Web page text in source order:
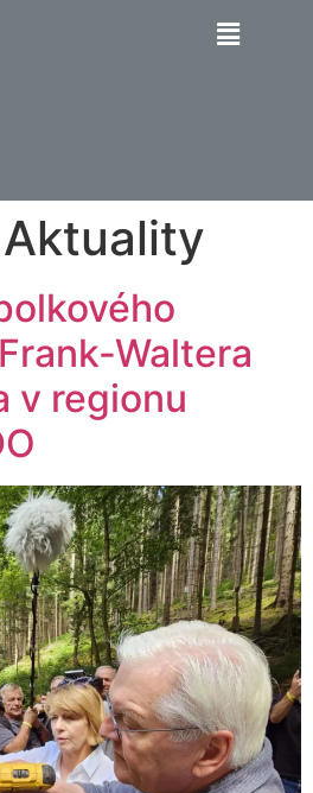
Aktuality
Waltera
v regionu